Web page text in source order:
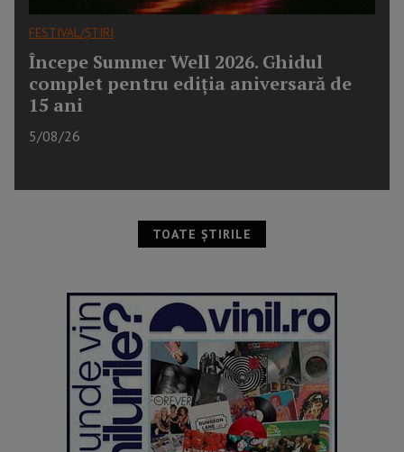
FESTIVAL/ȘTIRI
Începe Summer Well 2026. Ghidul
complet pentru ediția aniversară de
15 ani
5/08/26
TOATE ȘTIRILE